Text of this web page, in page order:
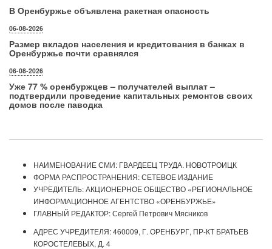
В Оренбуржье объявлена ракетная опасность
06-08-2026
Размер вкладов населения и кредитования в банках в
Оренбуржье почти сравнялся
06-08-2026
Уже 77 % оренбуржцев – получателей выплат –
подтвердили проведение капитальных ремонтов своих
домов после паводка
НАИМЕНОВАНИЕ СМИ: ГВАРДЕЕЦ ТРУДА. НОВОТРОИЦК
ФОРМА РАСПРОСТРАНЕНИЯ: СЕТЕВОЕ ИЗДАНИЕ
УЧРЕДИТЕЛЬ: АКЦИОНЕРНОЕ ОБЩЕСТВО «РЕГИОНАЛЬНОЕ
ИНФОРМАЦИОННОЕ АГЕНТСТВО «ОРЕНБУРЖЬЕ»
ГЛАВНЫЙ РЕДАКТОР: Сергей Петрович Мясников
АДРЕС УЧРЕДИТЕЛЯ: 460009, Г. ОРЕНБУРГ, ПР-КТ БРАТЬЕВ
КОРОСТЕЛЕВЫХ, Д. 4